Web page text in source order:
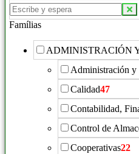
Buscar
productos:
Famílias
ADMINISTRACIÓN
Administración y
Calidad47
Contabilidad,
Control de
Cooperativas22